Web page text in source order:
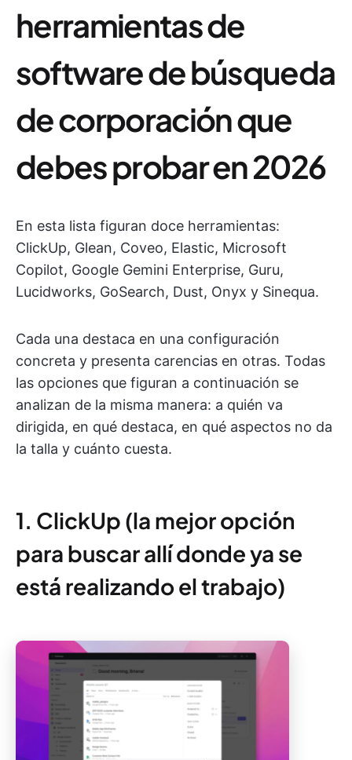
herramientas de
software de búsqueda
de corporación que
debes probar en 2026
En esta lista figuran doce herramientas:
ClickUp, Glean, Coveo, Elastic, Microsoft
Copilot, Google Gemini Enterprise, Guru,
Lucidworks, GoSearch, Dust, Onyx y Sinequa.
Cada una destaca en una configuración
concreta y presenta carencias en otras. Todas
las opciones que figuran a continuación se
analizan de la misma manera: a quién va
dirigida, en qué destaca, en qué aspectos no da
la talla y cuánto cuesta.
1. ClickUp (la mejor opción
para buscar allí donde ya se
está realizando el trabajo)